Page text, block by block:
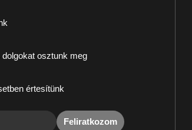
osztunk meg
értesítünk
Feliratkozom